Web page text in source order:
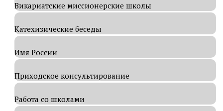
Викариатские миссионерские школы
Катехизические беседы
Имя России
Приходское консультирование
Работа со школами